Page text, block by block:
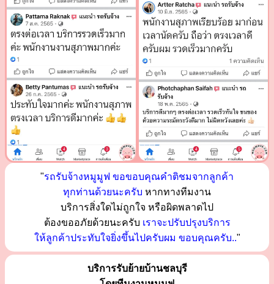
"รถรับจ้างหมูมูฟ ขอขอบคุณคำติชมจากลูกค้า
ทุกท่านด้วยนะครับ หากทางทีมงาน
บริการสิ่งใดไม่ถูกใจ หรือผิดพลาดไป
ต้องขออภัยด้วยนะครับ เราจะปรับปรุงบริการ
ให้ลูกค้าประทับใจยิ่งขึ้นไปครับผม ขอบคุณครับ.."
บริการรับย้ายบ้านชลบุรี